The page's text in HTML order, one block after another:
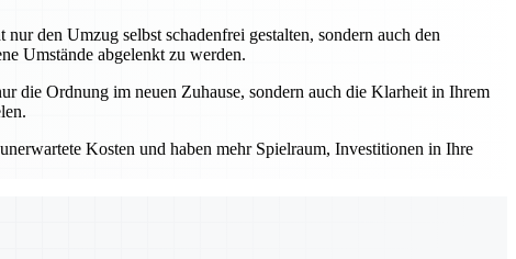
den Umzug selbst schadenfrei gestalten, sondern auch den
Umstände abgelenkt zu werden.
die Ordnung im neuen Zuhause, sondern auch die Klarheit in Ihrem
Kosten und haben mehr Spielraum, Investitionen in Ihre